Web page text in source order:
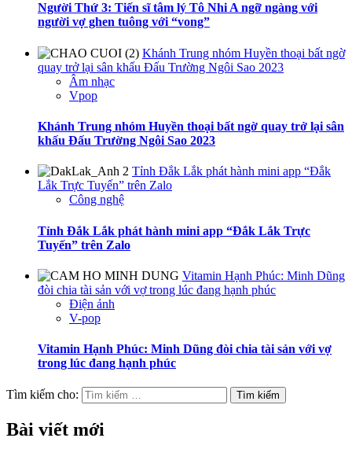
Người Thứ 3: Tiến sĩ tâm lý Tô Nhi A ngỡ ngàng với
người vợ ghen tuông với “vong”
Khánh Trung nhóm Huyền thoại bất ngờ
quay trở lại sân khấu Đấu Trường Ngôi Sao 2023
Âm nhạc
Vpop
Khánh Trung nhóm Huyền thoại bất ngờ quay trở lại sân
khấu Đấu Trường Ngôi Sao 2023
Tỉnh Đắk Lắk phát hành mini app “Đắk
Lắk Trực Tuyến” trên Zalo
Công nghệ
Tỉnh Đắk Lắk phát hành mini app “Đắk Lắk Trực
Tuyến” trên Zalo
Vitamin Hạnh Phúc: Minh Dũng
đòi chia tài sản với vợ trong lúc đang hạnh phúc
Điện ảnh
V-pop
Vitamin Hạnh Phúc: Minh Dũng đòi chia tài sản với vợ
trong lúc đang hạnh phúc
Tìm kiếm cho:
Bài viết mới